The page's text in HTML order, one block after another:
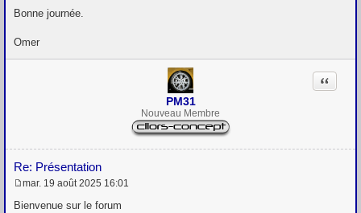
Bonne journée.
Omer
PM31
Nouveau Membre
Re: Présentation
Citation
e
mar. 19 août 2025 16:01
Bienvenue sur le forum